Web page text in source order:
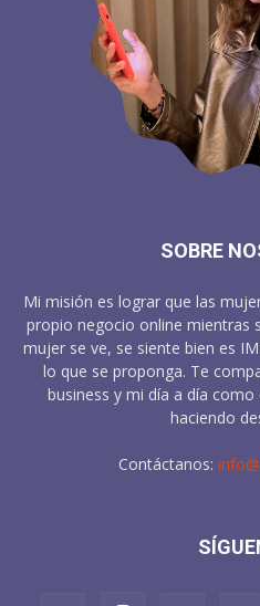
SOBRE
Mi misión es lograr que las
propio negocio online mientras
mujer se ve, se siente bien es
lo que se proponga. Te
business y mi día a día
haciendo
Contáctanos: